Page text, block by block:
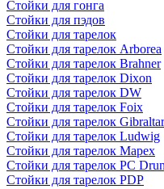
Стойки для гонга
Стойки для пэдов
Стойки для тарелок
Стойки для тарелок Arborea
Стойки для тарелок Brahner
Стойки для тарелок Dixon
Стойки для тарелок DW
Стойки для тарелок Foix
Стойки для тарелок Gibraltar
Стойки для тарелок Ludwig
Стойки для тарелок Mapex
Стойки для тарелок PC
Стойки для тарелок PDP